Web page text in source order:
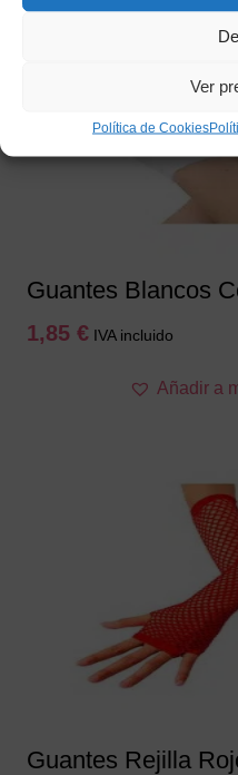
Ver
Política de Cookies
Guantes Blancos
1,85 € IVA incluido
Añadir a
Guantes Rejilla